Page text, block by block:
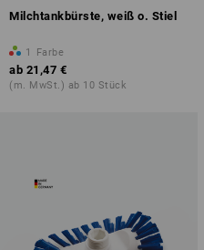
Milchtankbürste, weiß o. Stiel
1 Farbe
ab 21,47 €
(m. MwSt.) ab 10 Stück